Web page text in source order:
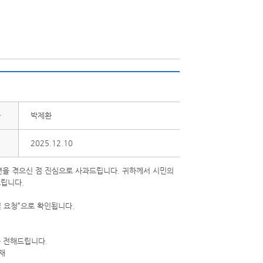
박제환
2025.12.10
겪으신 점 진심으로 사과드립니다. 귀하께서 시민의
니다.
청”으로 확인됩니다.
해드립니다.